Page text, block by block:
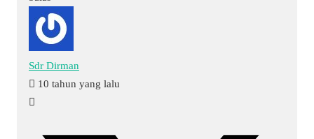
Sdr Dirman
10 tahun yang lalu